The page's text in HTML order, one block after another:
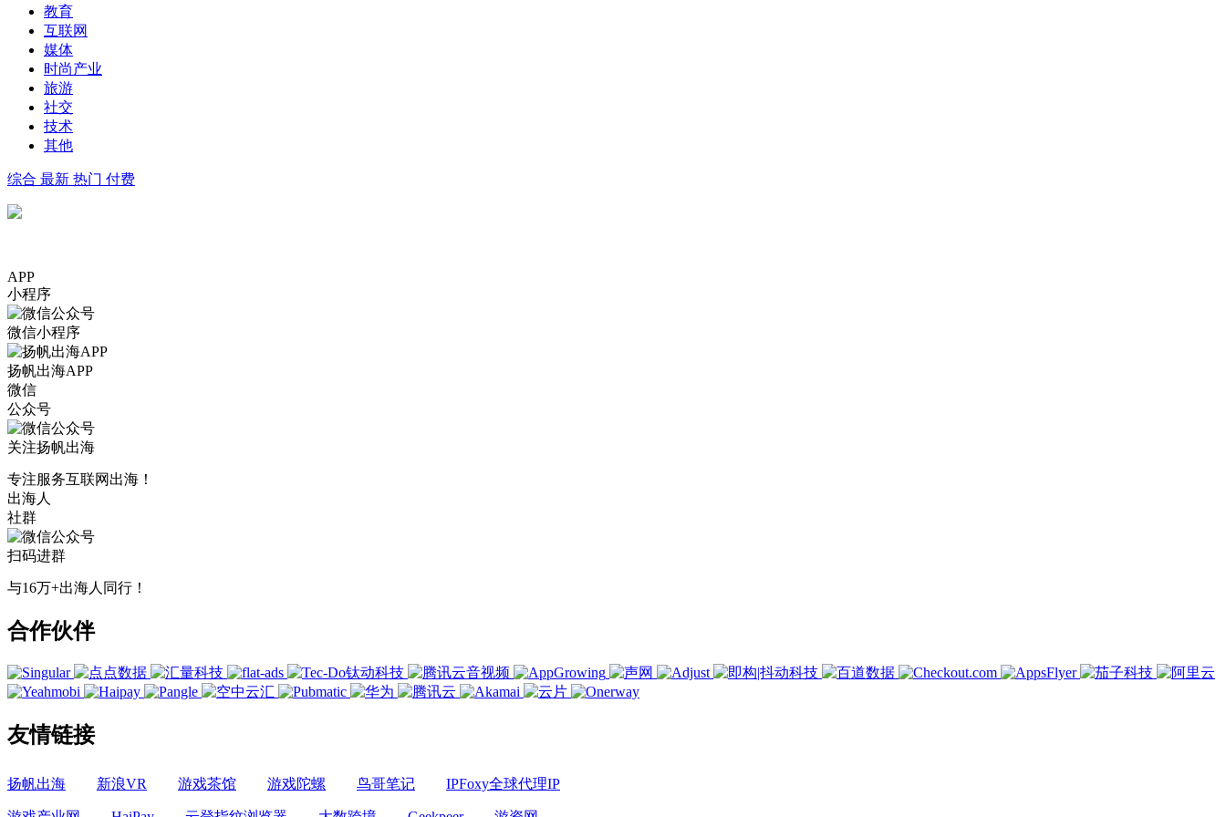
教育
互联网
媒体
时尚产业
旅游
社交
技术
其他
综合 最新 热门 付费
APP
小程序
微信小程序
扬帆出海APP
微信
公众号
关注扬帆出海
专注服务互联网出海！
出海人
社群
扫码进群
与16万+出海人同行！
合作伙伴
友情链接
扬帆出海 新浪VR 游戏茶馆 游戏陀螺 鸟哥笔记 IPFoxy全球代理IP